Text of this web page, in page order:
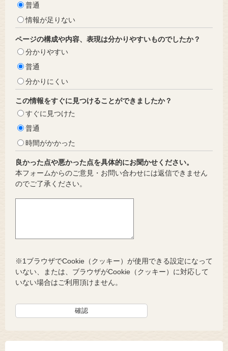
普通
情報が足りない
ページの構成や内容、表現は分かりやすいものでしたか？
分かりやすい
普通
分かりにくい
この情報をすぐに見つけることができましたか？
すぐに見つけた
普通
時間がかかった
良かった点や悪かった点を具体的にお聞かせください。
本フォームからのご意見・お問い合わせには返信できません
のでご了承ください。
※1ブラウザでCookie（クッキー）が使用できる設定になって
いない、または、ブラウザがCookie（クッキー）に対応して
いない場合はご利用頂けません。